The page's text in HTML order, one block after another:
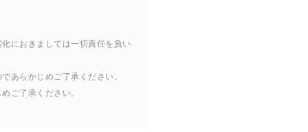
におきましては一切責任を負い
あらかじめご了承ください。
ご了承ください。